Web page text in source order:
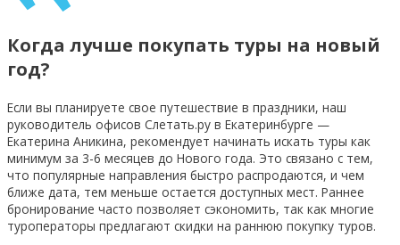
Когда лучше покупать туры на новый
год?
Если вы планируете свое путешествие в праздники, наш
руководитель офисов Слетать.ру в Екатеринбурге —
Екатерина Аникина, рекомендует начинать искать туры как
минимум за 3-6 месяцев до Нового года. Это связано с тем,
что популярные направления быстро распродаются, и чем
ближе дата, тем меньше остается доступных мест. Раннее
бронирование часто позволяет сэкономить, так как многие
туроператоры предлагают скидки на раннюю покупку туров.